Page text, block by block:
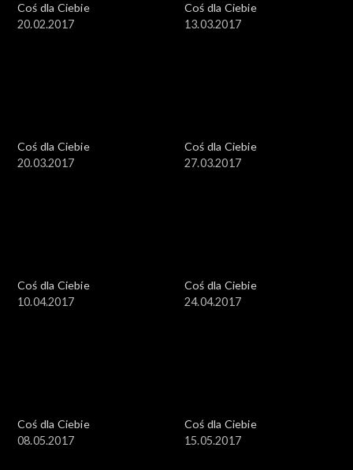
Coś dla Ciebie
20.02.2017
Coś dla Ciebie
13.03.2017
Coś dla Ciebie
20.03.2017
Coś dla Ciebie
27.03.2017
Coś dla Ciebie
10.04.2017
Coś dla Ciebie
24.04.2017
Coś dla Ciebie
08.05.2017
Coś dla Ciebie
15.05.2017